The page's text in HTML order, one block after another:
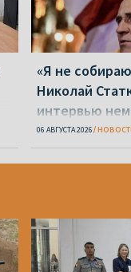
«Я не
Николай
интервью
Zeit
06 АВГУСТА 2026